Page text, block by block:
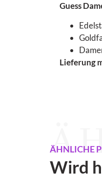
Guess
Lieferung
ÄHNLICHE
Wird